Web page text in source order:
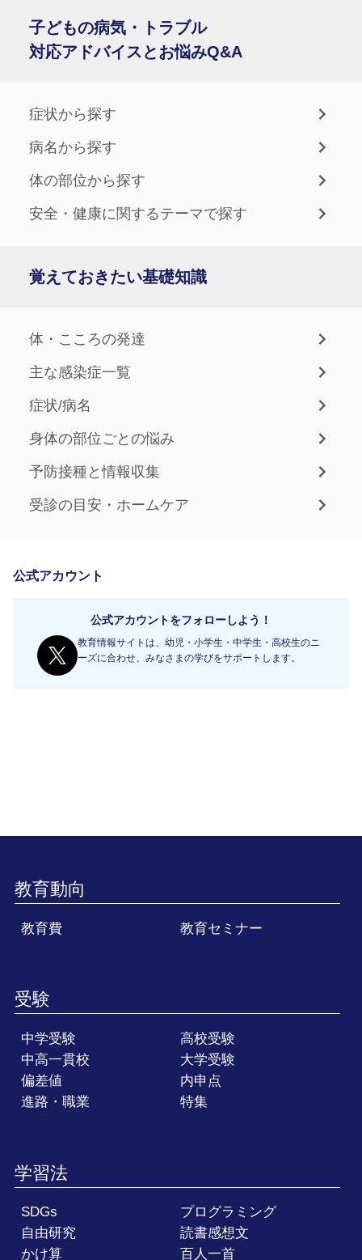
子どもの病気・トラブル
対応アドバイスとお悩みQ&A
症状から探す
病名から探す
体の部位から探す
安全・健康に関するテーマで探す
覚えておきたい基礎知識
体・こころの発達
主な感染症一覧
症状/病名
身体の部位ごとの悩み
予防接種と情報収集
受診の目安・ホームケア
公式アカウント
公式アカウントをフォローしよう！
教育情報サイトは、幼児・小学生・中学生・高校生のニ
ーズに合わせ、みなさまの学びをサポートします。
教育動向
教育費 教育セミナー
受験
中学受験
高校受験
中高一貫校
大学受験
偏差値
内申点
進路・職業
特集
学習法
SDGs
プログラミング
自由研究
読書感想文
かけ算
百人一首